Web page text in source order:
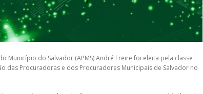
Município do Salvador (APMS) André Freire foi eleita pela classe
das Procuradoras e dos Procuradores Municipais de Salvador no